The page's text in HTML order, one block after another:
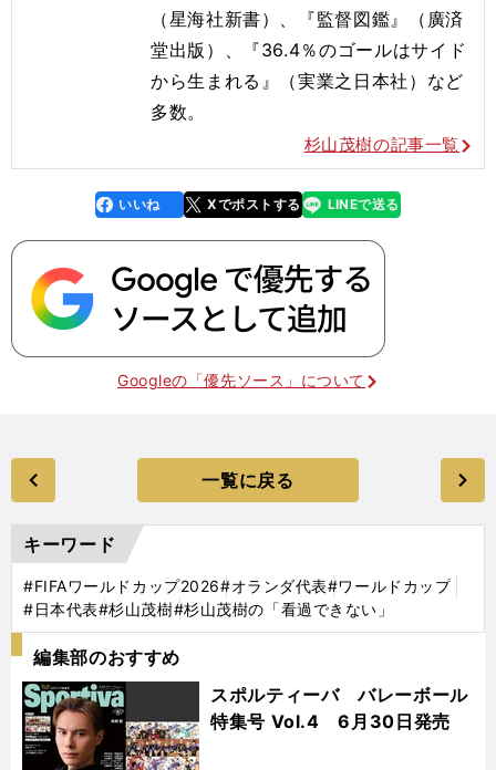
（星海社新書）、『監督図鑑』（廣済
堂出版）、『36.4％のゴールはサイド
から生まれる』（実業之日本社）など
多数。
杉山茂樹の記事一覧
faceboo
k
いいね Xでポストする
line LINEで送る
Googleの「優先ソース」について
一覧に戻る
キーワード
#FIFAワールドカップ2026#オランダ代表#ワールドカップ
#日本代表#杉山茂樹#杉山茂樹の「看過できない」
編集部のおすすめ
スポルティーバ バレーボール
特集号 Vol.4 6月30日発売